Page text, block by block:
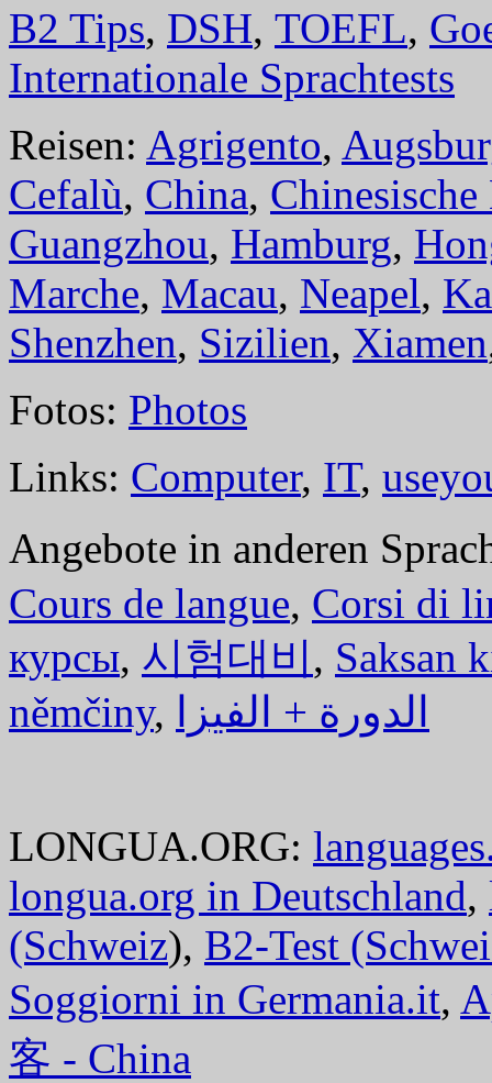
B2 Tips, DSH, TOEFL,
Internationale Sprachtests
Reisen: Agrigento,
Cefalù, China, Chinesische
Guangzhou, Hamburg,
Marche, Macau, Neapel,
Shenzhen, Sizilien, Xiamen
Fotos: Photos
Links: Computer, IT,
Angebote in anderen
Cours de langue, Corsi di
курсы, 시험대비, Saksan
němčiny, الدورة + الفيزا
LONGUA.ORG:
longua.org in Deutschland,
(Schweiz), B2-Test
Soggiorni in Germania.it,
客 - China